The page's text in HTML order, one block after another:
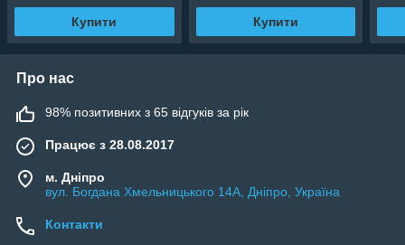
Купити Купити
Про нас
98% позитивних з 65 відгуків за рік
Працює з 28.08.2017
м. Дніпро
вул. Богдана Хмельницького 14А, Дніпро, Україна
Контакти